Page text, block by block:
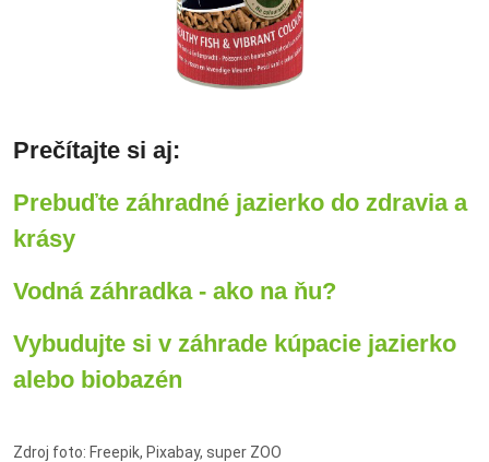
Prečítajte si aj:
Prebuďte záhradné jazierko do zdravia a
krásy
Vodná záhradka - ako na ňu?
Vybudujte si v záhrade kúpacie jazierko
alebo biobazén
Zdroj foto: Freepik, Pixabay, super ZOO